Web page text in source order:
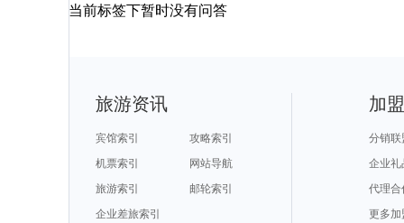
当前标签下暂时没有问答
旅游资讯
宾馆索引
攻略索引
机票索引
网站导航
旅游索引
邮轮索引
企业差旅索引
加
分销联
企业礼
代理合
更多加